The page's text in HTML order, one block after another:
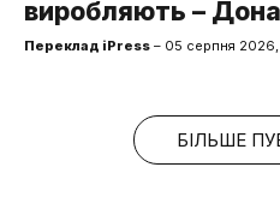
виробляють –
Переклад iPress – 05 серпня 2026,
БІЛЬШЕ